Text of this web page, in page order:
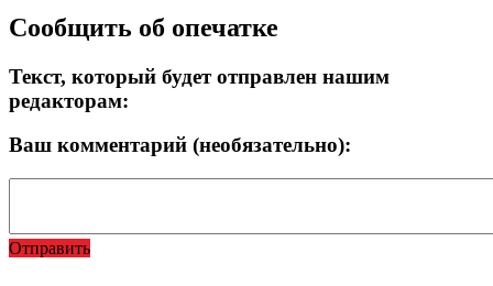
Сообщить об опечатке
Текст, который будет отправлен нашим
редакторам:
Ваш комментарий (необязательно):
Отправить